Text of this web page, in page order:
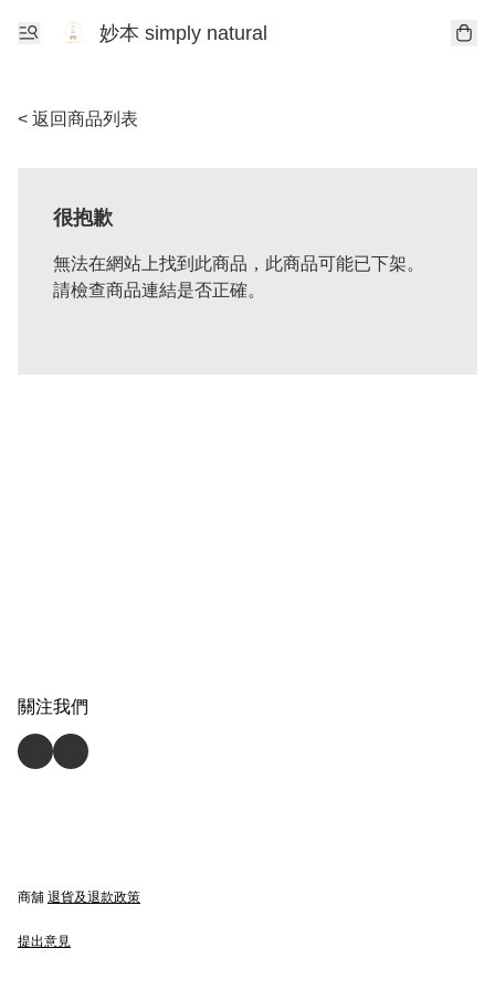
妙本 simply natural
< 返回商品列表
很抱歉
無法在網站上找到此商品，此商品可能已下架。
請檢查商品連結是否正確。
關注我們
商舖 退貨及退款政策
提出意見